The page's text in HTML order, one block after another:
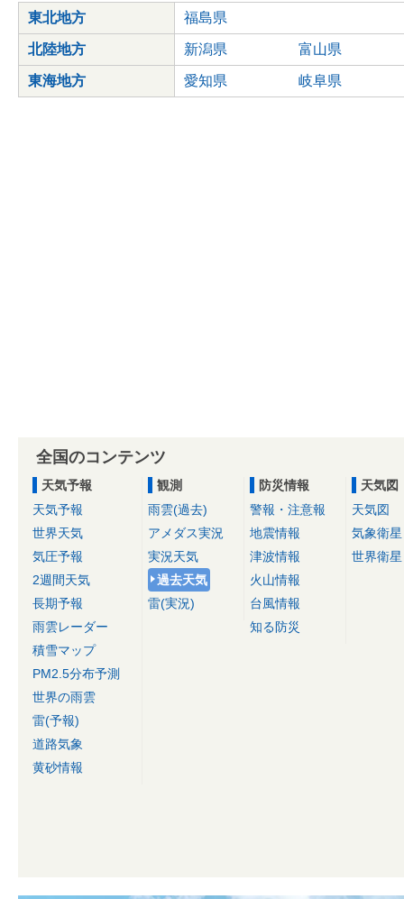
東北地方 福島県
北陸地方 新潟県 富山県
東海地方 愛知県 岐阜県
全国のコンテンツ
天気予報
天気予報
世界天気
気圧予報
2週間天気
長期予報
雨雲レーダー
積雪マップ
PM2.5分布予測
世界の雨雲
雷(予報)
道路気象
黄砂情報
観測
雨雲(過去)
アメダス実況
実況天気
過去天気
雷(実況)
防災情報
警報・注意報
地震情報
津波情報
火山情報
台風情報
知る防災
天気図
天気図
気象衛星
世界衛星